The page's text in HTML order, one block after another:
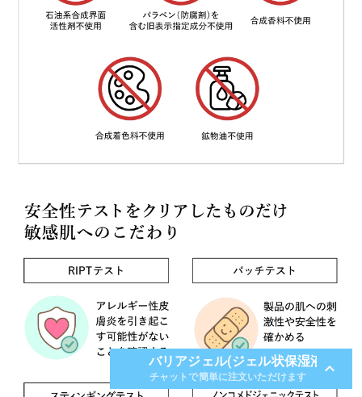
バリアジェル(ジェル状保湿液)
チャットで簡単に注文いただけます expand_less